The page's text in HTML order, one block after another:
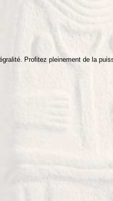
Profitez pleinement de la